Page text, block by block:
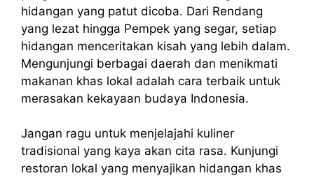
hidangan yang patut dicoba. Dari Rendang
yang lezat hingga Pempek yang segar, setiap
hidangan menceritakan kisah yang lebih dalam.
Mengunjungi berbagai daerah dan menikmati
makanan khas lokal adalah cara terbaik untuk
merasakan kekayaan budaya Indonesia.
Jangan ragu untuk menjelajahi kuliner
tradisional yang kaya akan cita rasa. Kunjungi
restoran lokal yang menyajikan hidangan khas